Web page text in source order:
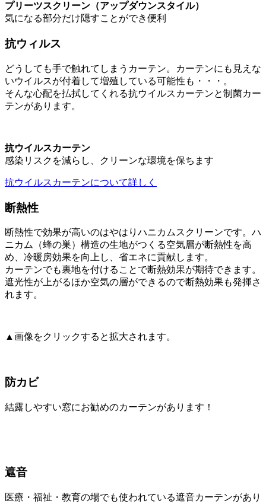
プリーツスクリーン（アップダウンスタイル）
気になる部分だけ隠すことができ便利
抗ウィルス
どうしても手で触れてしまうカーテン。カーテンにも見えな
いウイルスが付着して増殖している可能性も・・・。
そんな心配を払拭してくれる抗ウイルスカーテンと制菌カー
テンがあります。
抗ウイルスカーテン
感染リスクを減らし、クリーンな環境を保ちます
抗ウイルスカーテンについて詳しく
断熱性
断熱性で効果が高いのはやはりハニカムスクリーンです。ハ
ニカム（蜂の巣）構造の生地がつくる空気層が断熱性を高
め、冷暖房効果を向上し、省エネに貢献します。
カーテンでも裏地を付けることで断熱効果が期待できます。
遮光性が上がるほか空気の層ができるので断熱効果も発揮さ
れます。
▲画像をクリックすると拡大されます。
防カビ
結露しやすい窓にお勧めのカーテンがあります！
遮音
医療・福祉・教育の場でも使われている遮音カーテンがあり